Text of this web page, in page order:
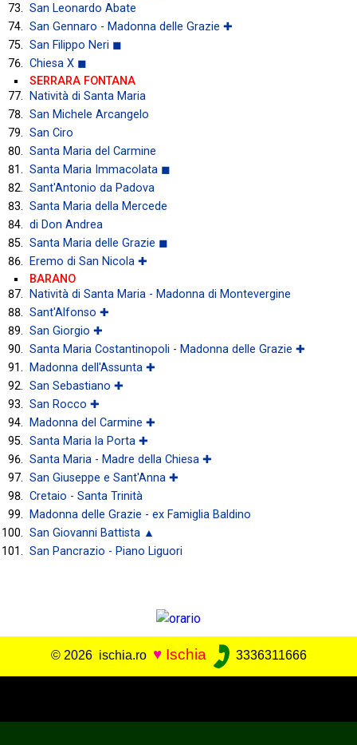
San Leonardo Abate
San Gennaro - Madonna delle Grazie ✚
San Filippo Neri ◼
Chiesa X ◼
SERRARA FONTANA
Natività di Santa Maria
San Michele Arcangelo
San Ciro
Santa Maria del Carmine
Santa Maria Immacolata ◼
Sant'Antonio da Padova
Santa Maria della Mercede
di Don Andrea
Santa Maria delle Grazie ◼
Eremo di San Nicola ✚
BARANO
Natività di Santa Maria - Madonna di Montevergine
Sant'Alfonso ✚
San Giorgio ✚
Santa Maria Costantinopoli - Madonna delle Grazie ✚
Madonna dell'Assunta ✚
San Sebastiano ✚
San Rocco ✚
Madonna del Carmine ✚
Santa Maria la Porta ✚
Santa Maria - Madre della Chiesa ✚
San Giuseppe e Sant'Anna ✚
Cretaio - Santa Trinità
Madonna delle Grazie - ex Famiglia Baldino
San Giovanni Battista ▲
San Pancrazio - Piano Liguori
© 2026 ischia.ro ♥ Ischia 3336311666